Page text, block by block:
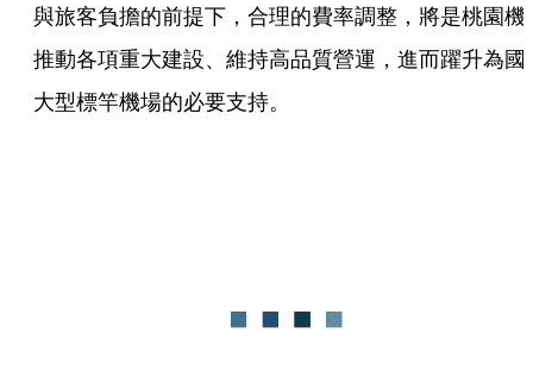
與旅客負擔的前提下，合理的費率調整，將是桃園機
推動各項重大建設、維持高品質營運，進而躍升為國
大型標竿機場的必要支持。